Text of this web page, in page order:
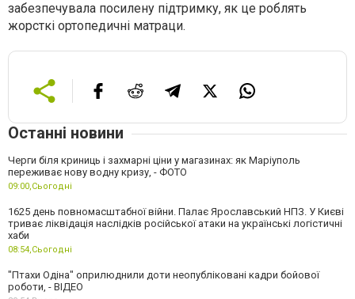
забезпечувала посилену підтримку, як це роблять
жорсткі ортопедичні матраци.
Останні новини
Черги біля криниць і захмарні ціни у магазинах: як Маріуполь
переживає нову водну кризу, - ФОТО
09:00,Сьогодні
1625 день повномасштабної війни. Палає Ярославський НПЗ. У Києві
триває ліквідація наслідків російської атаки на українські логістичні
хаби
08:54,Сьогодні
"Птахи Одіна" оприлюднили доти неопубліковані кадри бойової
роботи, - ВІДЕО